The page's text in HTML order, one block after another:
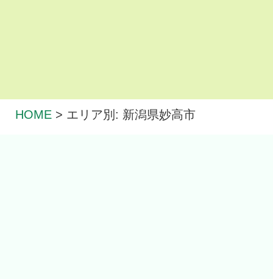
HOME > エリア別: 新潟県妙高市